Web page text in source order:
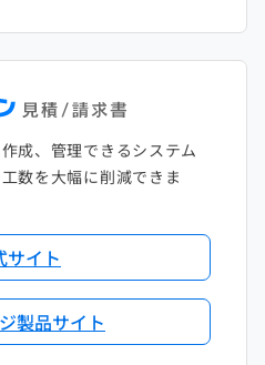
成、管理できるシステム
数を大幅に削減できま
サイト
製品サイト